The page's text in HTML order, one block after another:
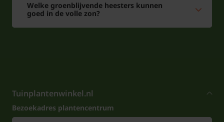
Welke groenblijvende heesters kunnen
goed in de volle zon?
Tuinplantenwinkel.nl
Bezoekadres plantencentrum